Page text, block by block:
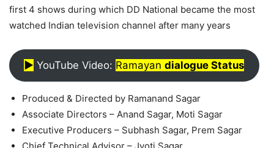
first 4 shows during which DD National became the most
watched Indian television channel after many years
▶︎ YouTube Video: Ramayandialogue Status
Produced & Directed by Ramanand Sagar
Associate Directors – Anand Sagar, Moti Sagar
Executive Producers – Subhash Sagar, Prem Sagar
Chief Technical Advisor – Jyoti Sagar